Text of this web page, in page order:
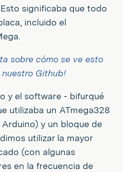
significaba que todo
incluido el
sobre cómo se ve esto
nuestro Github!
y el software - bifurqué
utilizaba un ATmega328
y un bloque de
utilizar la mayor
(con algunas
en la frecuencia de